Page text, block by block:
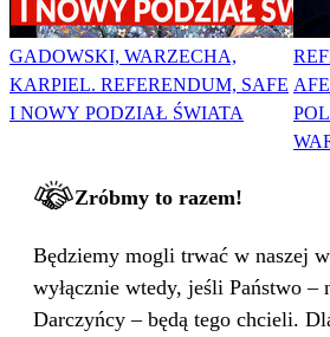
GADOWSKI, WARZECHA,
KARPIEL. REFERENDUM, SAFE
I NOWY PODZIAŁ ŚWIATA
Zróbmy to razem!
Będziemy mogli trwać w naszej
wyłącznie wtedy, jeśli Państwo –
Darczyńcy – będą tego chcieli.